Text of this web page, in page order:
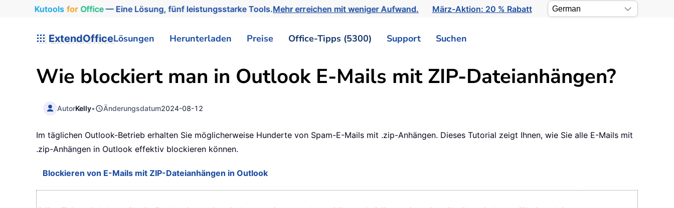
Kutools for Office— Eine Lösung, fünf leistungsstarke Tools.Mehr erreichen mit weniger Aufwand. März-Aktion: 20 % Rabatt
ExtendOfficeLösungen Herunterladen Preise Office-Tipps (5300) Support Suchen
Wie blockiert man in Outlook E-Mails mit ZIP-Dateianhängen?
AutorKelly• Änderungsdatum2024-08-12
Im täglichen Outlook-Betrieb erhalten Sie möglicherweise Hunderte von Spam-E-Mails mit .zip-Anhängen. Dieses Tutorial zeigt Ihnen, wie Sie alle E-Mails mit
.zip-Anhängen in Outlook effektiv blockieren können.
Blockieren von E-Mails mit ZIP-Dateianhängen in Outlook